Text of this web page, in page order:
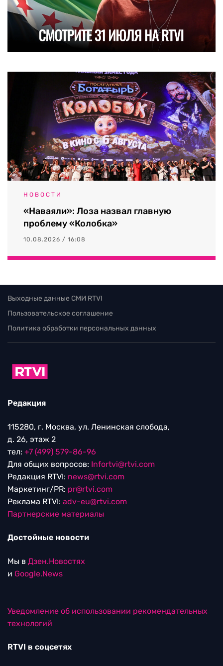
НОВОСТИ
«Наваяли»: Лоза назвал главную
проблему «Колобка»
10.08.2026 / 16:08
Выходные данные СМИ RTVI
Пользовательское соглашение
Политика обработки персональных данных
Редакция
115280, г. Москва, ул. Ленинская слобода,
д. 26, этаж 2
тел: +7 (499) 579-86-96
Для общих вопросов: Infortvi@rtvi.com
Редакция RTVI: news@rtvi.com
Маркетинг/PR: pr@rtvi.com
Реклама RTVI: adv-eu@rtvi.com
Партнерские материалы
Достойные новости
Мы в Дзен.Новостях
и Google.News
Уведомление об использовании рекомендательных
технологий
RTVI в соцсетях